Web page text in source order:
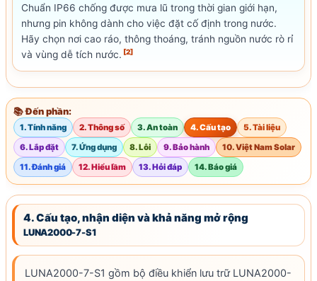
Chuẩn IP66 chống được mưa lũ trong thời gian giới hạn,
nhưng pin không dành cho việc đặt cố định trong nước.
Hãy chọn nơi cao ráo, thông thoáng, tránh nguồn nước rò rỉ
và vùng dễ tích nước. [2]
📚 Đến phần:
1. Tính năng 2. Thông số 3. An toàn 4. Cấu tạo
5. Tài liệu
6. Lắp đặt
7. Ứng dụng 8. Lỗi 9. Bảo hành
10. Việt Nam Solar
11. Đánh giá
12. Hiểu lầm 13. Hỏi đáp 14. Báo giá
4. Cấu tạo, nhận diện và khả năng mở rộng
LUNA2000-7-S1
LUNA2000-7-S1 gồm bộ điều khiển lưu trữ LUNA2000-